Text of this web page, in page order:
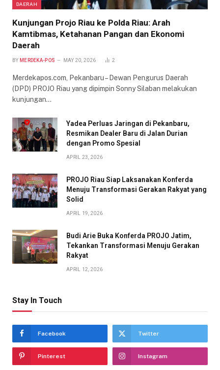
DAERAH
Kunjungan Projo Riau ke Polda Riau: Arah
Kamtibmas, Ketahanan Pangan dan Ekonomi
Daerah
BY MERDEKA-POS MAY 20, 2026 2
Merdekapos.com, Pekanbaru – Dewan Pengurus Daerah
(DPD) PROJO Riau yang dipimpin Sonny Silaban melakukan
kunjungan…
Yadea Perluas Jaringan di Pekanbaru,
Resmikan Dealer Baru di Jalan Durian
dengan Promo Spesial
APRIL 23, 2026
PROJO Riau Siap Laksanakan Konferda
Menuju Transformasi Gerakan Rakyat yang
Solid
APRIL 19, 2026
Budi Arie Buka Konferda PROJO Jatim,
Tekankan Transformasi Menuju Gerakan
Rakyat
APRIL 12, 2026
Stay In Touch
Facebook Twitter
Pinterest Instagram